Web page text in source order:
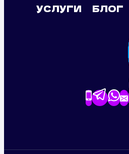
УСЛУГИ
БЛОГ